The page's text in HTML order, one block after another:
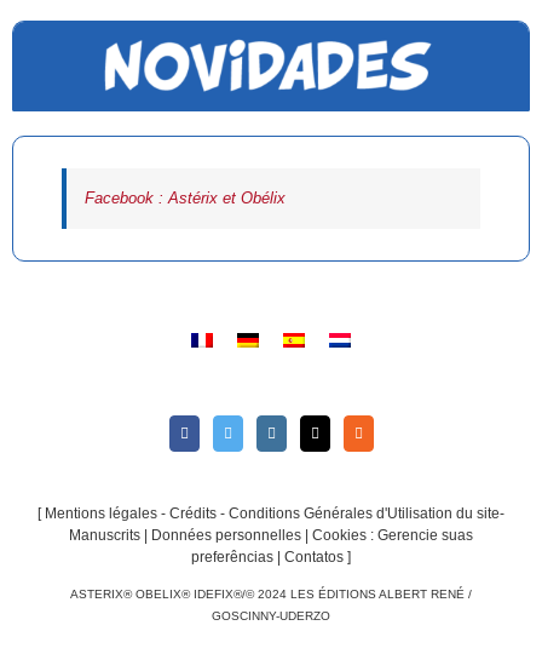
Facebook : Astérix et Obélix
[ Mentions légales - Crédits - Conditions Générales d'Utilisation du site-
Manuscrits
Données personnelles
Cookies : Gerencie suas
preferências
Contatos ]
ASTERIX® OBELIX® IDEFIX®/© 2024 LES ÉDITIONS ALBERT RENÉ /
GOSCINNY-UDERZO